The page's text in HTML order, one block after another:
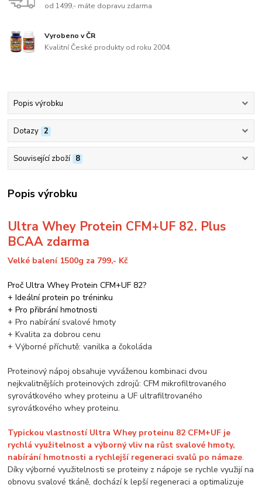
od 1499,- máte dopravu zdarma
Vyrobeno v ČR
Kvalitní České produkty od roku 2004.
Popis výrobku
Dotazy 2
Související zboží 8
Popis výrobku
Ultra Whey Protein CFM+UF 82. Plus
BCAA zdarma
Velké balení 1500g za 799,- Kč
Proč Ultra Whey Protein CFM+UF 82?
+ Ideální protein po tréninku
+ Pro přibrání hmotnosti
+ Pro nabírání svalové hmoty
+ Kvalita za dobrou cenu
+ Výborné příchutě: vanilka a čokoláda
Proteinový nápoj obsahuje vyváženou kombinaci dvou
nejkvalitnějších proteinových zdrojů: CFM mikrofiltrovaného
syrovátkového whey proteinu a UF ultrafiltrovaného
syrovátkového whey proteinu.
Typickou vlastností Ultra Whey proteinu 82 CFM+UF je
rychlá využitelnost a výborný vliv na růst svalové hmoty,
nabírání hmotnosti a rychlejší regeneraci svalů po námaze.
Díky výborné využitelnosti se proteiny z nápoje se rychle využijí na
obnovu svalové tkáně, dochází k lepší regeneraci a optimalizuje